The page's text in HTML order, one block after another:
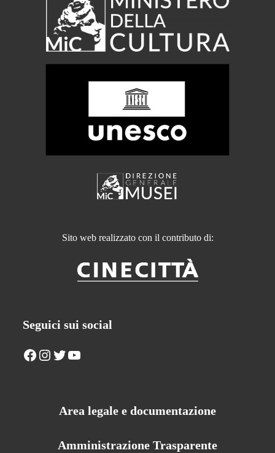
Sito web realizzato con il contributo di:
Seguici sui social
Facebook Instagram Twitter YouTube
Area legale e documentazione
Amministrazione Trasparente